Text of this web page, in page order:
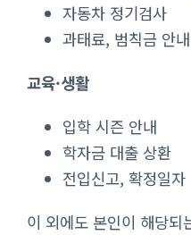
자동차 정기검사
과태료, 범칙금 안내
교육·생활
입학 시즌 안내
학자금 대출 상환
전입신고, 확정일자
이 외에도 본인이 해당되